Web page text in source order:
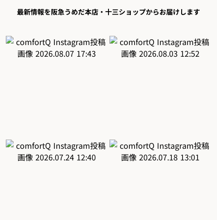
最新情報を阪急うめだ本店・十三ショップからお届けします